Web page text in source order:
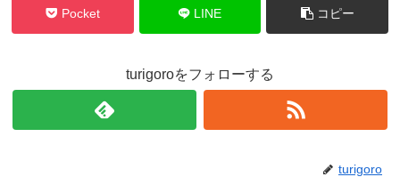
Pocket LINE コピー
turigoroをフォローする
turigoro